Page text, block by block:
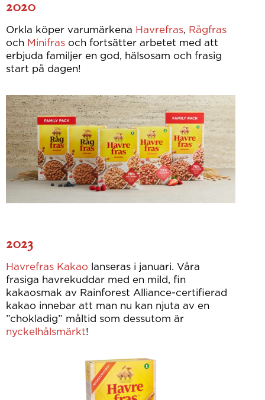
2020
Orkla köper varumärkena Havrefras, Rågfras
och Minifras och fortsätter arbetet med att
erbjuda familjer en god, hälsosam och frasig
start på dagen!
2023
Havrefras Kakao lanseras i januari. Våra
frasiga havrekuddar med en mild, fin
kakaosmak av Rainforest Alliance-certifierad
kakao innebar att man nu kan njuta av en
”chokladig” måltid som dessutom är
nyckelhålsmärkt!